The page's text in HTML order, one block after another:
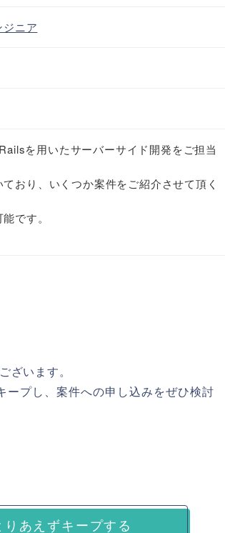
ニア
を用いたサーバーサイド開発をご担当
おり、いくつか案件をご紹介させて頂く
です。
ざいます。
プし、案件への申し込みをぜひ検討
りあえずキープする